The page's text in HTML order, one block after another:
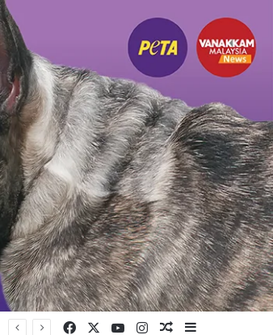
Facebook YouTubeInstagramRandom Article